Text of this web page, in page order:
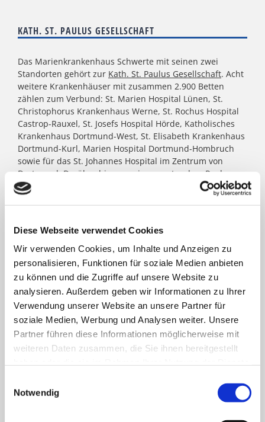
Diese Webseite verwendet Cookies
Wir verwenden Cookies, um Inhalte und Anzeigen zu
personalisieren, Funktionen für soziale Medien anbieten
zu können und die Zugriffe auf unsere Website zu
analysieren. Außerdem geben wir Informationen zu Ihrer
Verwendung unserer Website an unsere Partner für
soziale Medien, Werbung und Analysen weiter. Unsere
Partner führen diese Informationen möglicherweise mit
weiteren Daten zusammen, die Sie ihnen bereitgestellt
Notwendig
KATH. ST. PAULUS GESELLSCHAFT
Das Marienkrankenhaus Schwerte mit seinen zwei
Standorten gehört zur Kath. St. Paulus Gesellschaft. Acht
weitere Krankenhäuser mit zusammen 2.900 Betten
zählen zum Verbund: St. Marien Hospital Lünen, St.
Christophorus Krankenhaus Werne, St. Rochus Hospital
Castrop-Rauxel, St. Josefs Hospital Hörde, Katholisches
Krankenhaus Dortmund-West, St. Elisabeth Krankenhaus
Dortmund-Kurl, Marien Hospital Dortmund-Hombruch
sowie für das St. Johannes Hospital im Zentrum von
Dortmund. Darüber hinaus agieren unter dem Paulus-
Dach Altenheime und eine Jugendhilfe-Einrichtung. Die
Kath. St. Paulus Gesellschaft zählt zu den größten
anvertrauten Patient:innen, Bewohner:innen, Kinder und
Jugendlichen.
FACHBEREICHE
Klinik für Allgemein-, Viszeral- und minimal-
invasive Chirurgie
Klinik für Innere Medizin Goethestraße